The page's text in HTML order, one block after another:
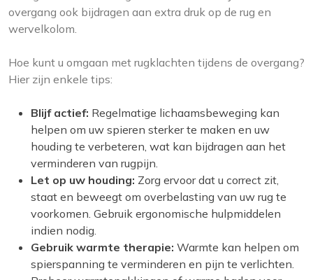
overgang ook bijdragen aan extra druk op de rug en
wervelkolom.
Hoe kunt u omgaan met rugklachten tijdens de overgang?
Hier zijn enkele tips:
Blijf actief: Regelmatige lichaamsbeweging kan
helpen om uw spieren sterker te maken en uw
houding te verbeteren, wat kan bijdragen aan het
verminderen van rugpijn.
Let op uw houding: Zorg ervoor dat u correct zit,
staat en beweegt om overbelasting van uw rug te
voorkomen. Gebruik ergonomische hulpmiddelen
indien nodig.
Gebruik warmte therapie: Warmte kan helpen om
spierspanning te verminderen en pijn te verlichten.